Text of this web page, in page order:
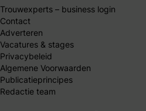
Trouwexperts – business login
Contact
Adverteren
Vacatures & stages
Privacybeleid
Algemene Voorwaarden
Publicatieprincipes
Redactie team